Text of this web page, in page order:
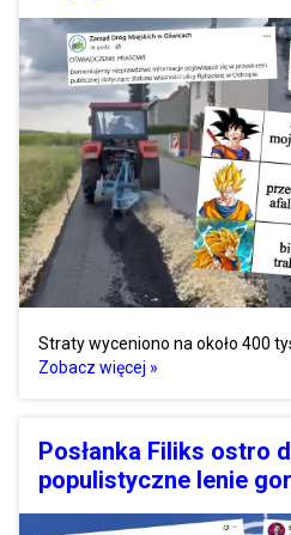
Straty wyceniono na około 400
Zobacz więcej »
Posłanka Filiks ostro
populistyczne lenie